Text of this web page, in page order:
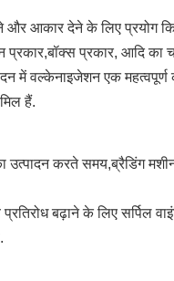
आकार देने के लिए प्रयोग
प्रकार,बॉक्स प्रकार, आदि का
में वल्केनाइजेशन एक
हैं.
उत्पादन करते समय,ब्रैडिंग
बढ़ाने के लिए सर्पिल